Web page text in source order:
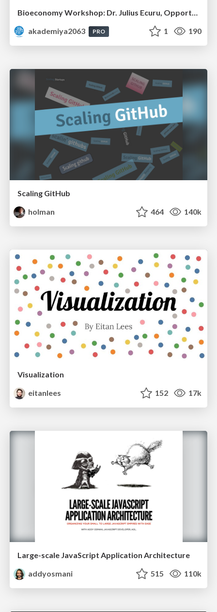
Bioeconomy Workshop: Dr. Julius Ecuru, Opportunities for a Bioeconomy in West Africa
akademiya2063
PRO 1 190
Scaling GitHub
holman
464 140k
Visualization
eitanlees
152 17k
Large-scale JavaScript Application Architecture
addyosmani
515 110k